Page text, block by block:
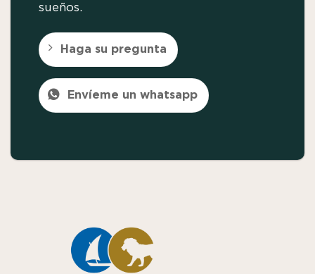
sueños.
Haga su pregunta
Envíeme un whatsapp